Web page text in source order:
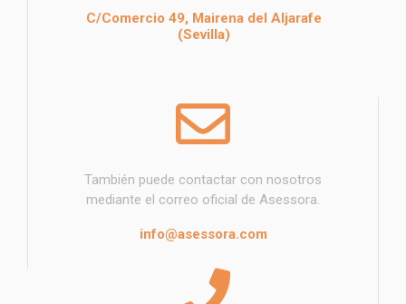
C/Comercio 49, Mairena del Aljarafe
(Sevilla)
También puede contactar con nosotros
mediante el correo oficial de Asessora.
info@asessora.com